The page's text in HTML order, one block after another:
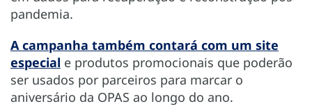
pandemia.
A campanha também contará com um site
especial e produtos promocionais que poderão
ser usados por parceiros para marcar o
aniversário da OPAS ao longo do ano.